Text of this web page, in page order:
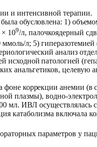
и интенсивной терапии.
обусловлена: 1)
× 109/л, палочкоядерный
л; 5)
анализ
исходной патологией
анальгетиков, целевую
фоне коррекции анемии (в
плазмы), водно-
мл. ИВЛ осуществлялась
катаболизма включала
параметров у